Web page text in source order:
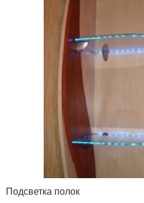
Подсветка полок